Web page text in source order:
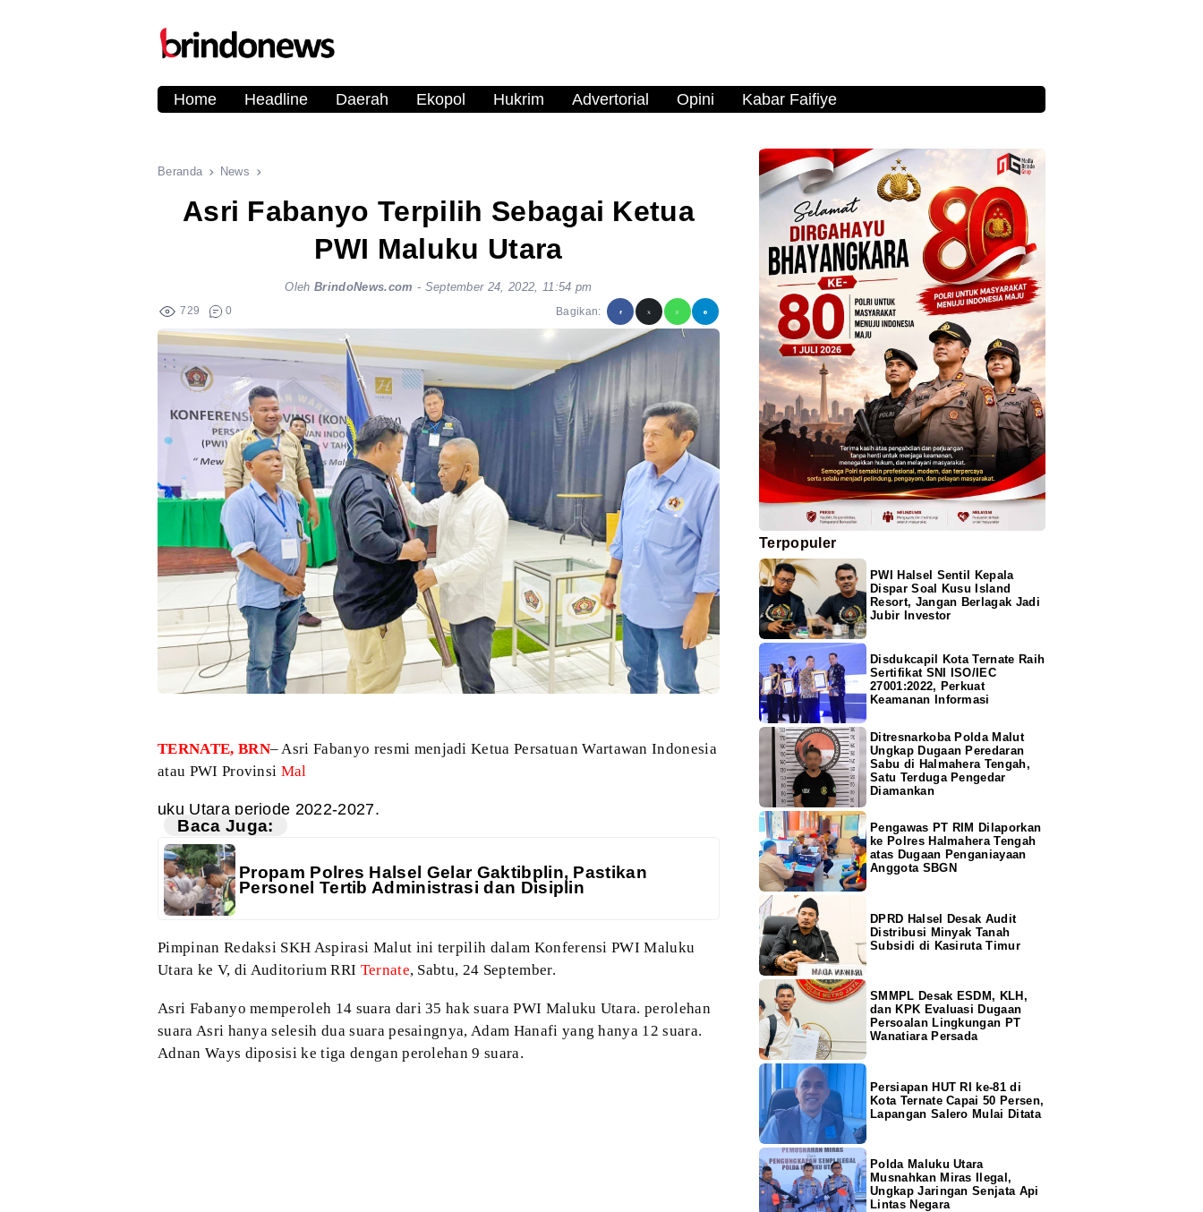
Home Headline Daerah Ekopol Hukrim Advertorial Opini Kabar Faifiye
Beranda News
Asri Fabanyo Terpilih Sebagai Ketua
PWI Maluku Utara
OlehBrindoNews.com - September 24, 2022, 11:54 pm
729 0 Bagikan:
TERNATE, BRN– Asri Fabanyo resmi menjadi Ketua Persatuan Wartawan Indonesia
atau PWI Provinsi Mal
uku Utara periode 2022-2027.
Baca Juga:
Propam Polres Halsel Gelar Gaktibplin, Pastikan
Personel Tertib Administrasi dan Disiplin
Pimpinan Redaksi SKH Aspirasi Malut ini terpilih dalam Konferensi PWI Maluku
Utara ke V, di Auditorium RRI Ternate, Sabtu, 24 September.
Asri Fabanyo memperoleh 14 suara dari 35 hak suara PWI Maluku Utara. perolehan
suara Asri hanya selesih dua suara pesaingnya, Adam Hanafi yang hanya 12 suara.
Adnan Ways diposisi ke tiga dengan perolehan 9 suara.
Terpopuler
PWI Halsel Sentil Kepala
Dispar Soal Kusu Island
Resort, Jangan Berlagak Jadi
Jubir Investor
Disdukcapil Kota Ternate Raih
Sertifikat SNI ISO/IEC
27001:2022, Perkuat
Keamanan Informasi
Ditresnarkoba Polda Malut
Ungkap Dugaan Peredaran
Sabu di Halmahera Tengah,
Satu Terduga Pengedar
Diamankan
Pengawas PT RIM Dilaporkan
ke Polres Halmahera Tengah
atas Dugaan Penganiayaan
Anggota SBGN
DPRD Halsel Desak Audit
Distribusi Minyak Tanah
Subsidi di Kasiruta Timur
SMMPL Desak ESDM, KLH,
dan KPK Evaluasi Dugaan
Persoalan Lingkungan PT
Wanatiara Persada
Persiapan HUT RI ke-81 di
Kota Ternate Capai 50 Persen,
Lapangan Salero Mulai Ditata
Polda Maluku Utara
Musnahkan Miras Ilegal,
Ungkap Jaringan Senjata Api
Lintas Negara